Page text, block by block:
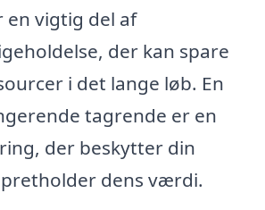
en vigtig del af
der kan spare
i det lange løb. En
tagrende er en
der beskytter din
dens værdi.